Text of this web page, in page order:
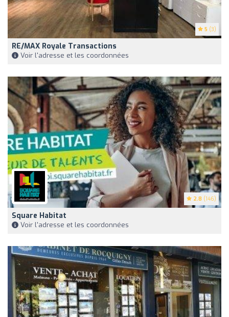
5 (3)
RE/MAX Royale Transactions
Voir l'adresse et les coordonnées
2.8 (146)
Square Habitat
Voir l'adresse et les coordonnées